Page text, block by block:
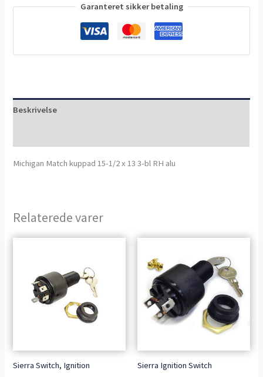
Garanteret sikker betaling
Beskrivelse
Michigan Match kuppad 15-1/2 x 13 3-bl RH alu
Relaterede varer
Sierra Switch, Ignition Sierra Ignition Switch